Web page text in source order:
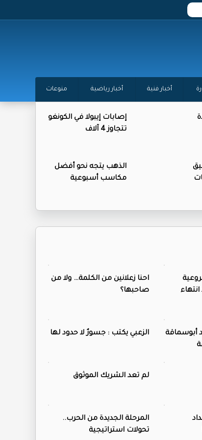
أخبار فنية أخبار رياضية منوعات
إصابات إيبولا في الكونغو
تتجاوز 4 آلاف
الذهب يتجه نحو أفضل
مكاسب أسبوعية
احنا زعلانين من الكلمة… ولا من
صاحبها؟
أبوسماقة
الزعبي يكتب : جسورٌ لا حدود لها
لم تعد الشريك الموثوق
المرحلة الجديدة من الحرب..
تحولات استراتيجية